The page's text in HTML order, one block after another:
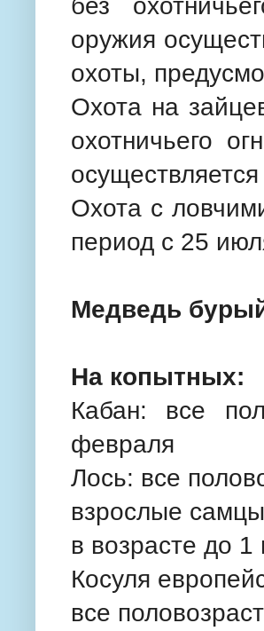
без
оружия
охоты,
Охота на
охотничьего
Охота с
период с 25
Медведь
На копытных:
Кабан: все
февраля
Лось: все
взрослые
в возрасте до 1
Косуля
все